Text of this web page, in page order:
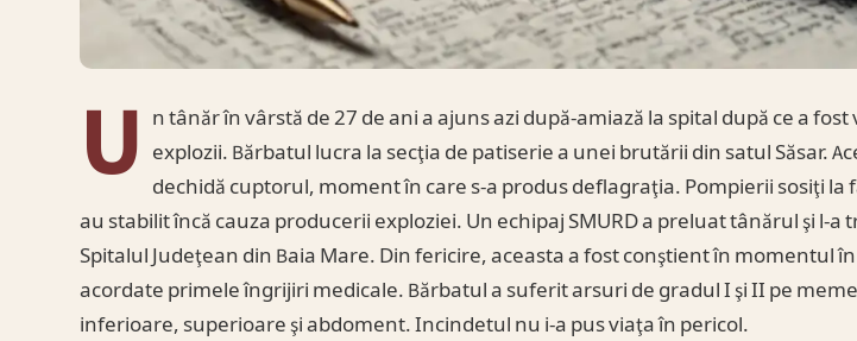
U n tânăr în vârstă de 27 de ani a ajuns azi după-amiază la spital după ce a
explozii. Bărbatul lucra la secţia de patiserie a unei brutării din satul Săsar.
dechidă cuptorul, moment în care s-a produs deflagraţia. Pompierii sosiţi la
au stabilit încă cauza producerii exploziei. Un echipaj SMURD a preluat tânărul şi l-a
Spitalul Judeţean din Baia Mare. Din fericire, aceasta a fost conştient în momentul
acordate primele îngrijiri medicale. Bărbatul a suferit arsuri de gradul I şi II pe
inferioare, superioare şi abdoment. Incindetul nu i-a pus viaţa în pericol.